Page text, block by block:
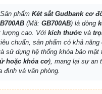
phẩm Két sắt Gudbank cơ
(Mã: GB700AB) là dòng
lượng cao. Với kích thước và
chuẩn, sản phẩm có khả năng
sử dụng hệ thống khóa bảo mật
hoặc khóa cơ), mang lại sự an
đình và văn phòng.